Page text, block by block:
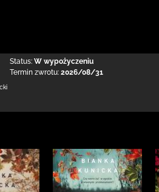
Status: W wypożyczeniu
Termin zwrotu: 2026/08/31